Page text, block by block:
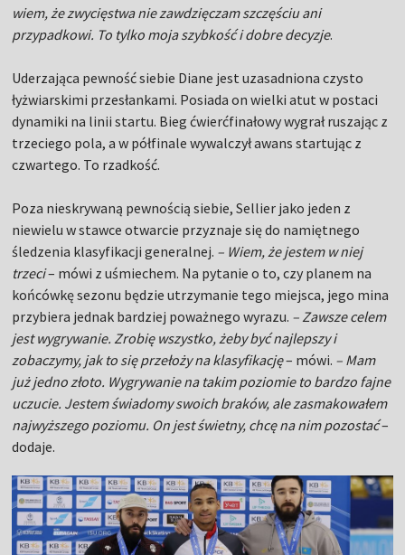
wiem, że zwycięstwa nie zawdzięczam szczęściu ani
przypadkowi. To tylko moja szybkość i dobre decyzje.
Uderzająca pewność siebie Diane jest uzasadniona czysto
łyżwiarskimi przesłankami. Posiada on wielki atut w postaci
dynamiki na linii startu. Bieg ćwierćfinałowy wygrał ruszając z
trzeciego pola, a w półfinale wywalczył awans startując z
czwartego. To rzadkość.
Poza nieskrywaną pewnością siebie, Sellier jako jeden z
niewielu w stawce otwarcie przyznaje się do namiętnego
śledzenia klasyfikacji generalnej. – Wiem, że jestem w niej
trzeci– mówi z uśmiechem. Na pytanie o to, czy planem na
końcówkę sezonu będzie utrzymanie tego miejsca, jego mina
przybiera jednak bardziej poważnego wyrazu. – Zawsze celem
jest wygrywanie. Zrobię wszystko, żeby być najlepszy i
zobaczymy, jak to się przełoży na klasyfikację– mówi. – Mam
już jedno złoto. Wygrywanie na takim poziomie to bardzo fajne
uczucie. Jestem świadomy swoich braków, ale zasmakowałem
najwyższego poziomu. On jest świetny, chcę na nim pozostać–
dodaje.